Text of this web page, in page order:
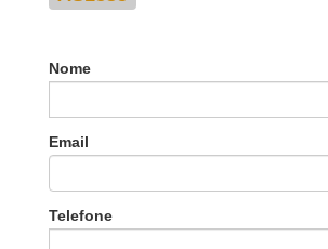
Nome
Email
Telefone